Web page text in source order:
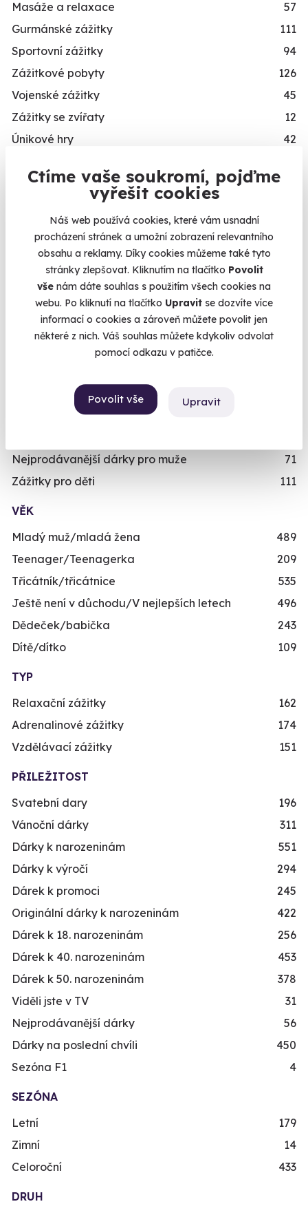
Ctíme vaše soukromí, pojďme
vyřešit cookies
Náš web používá cookies, které vám usnadní
procházení stránek a umožní zobrazení relevantního
obsahu a reklamy. Díky cookies můžeme také tyto
stránky zlepšovat. Kliknutím na tlačítko Povolit
vše nám dáte souhlas s použitím všech cookies na
webu. Po kliknutí na tlačítko Upravit se dozvíte více
informací o cookies a zároveň můžete povolit jen
některé z nich. Váš souhlas můžete kdykoliv odvolat
pomocí odkazu v patičce.
Povolit vše Upravit
Masáže a relaxace
57
Gurmánské zážitky
111
Sportovní zážitky
94
Zážitkové pobyty
126
Vojenské zážitky
45
Zážitky se zvířaty
12
Únikové hry
42
Zážitky na doma
Simulátory
Zážitky v akci
Novinka
Exkluzivně u Zážitky.cz
PRO KOHO
Dárky pro muže
Dárky pro dva
Skupinové zážitky
Nejprodávanější dárky pro muže
71
Zážitky pro děti
111
VĚK
Mladý muž/mladá žena
489
Teenager/Teenagerka
209
Třicátník/třicátnice
535
Ještě není v důchodu/V nejlepších letech
496
Dědeček/babička
243
Dítě/dítko
109
TYP
Relaxační zážitky
162
Adrenalinové zážitky
174
Vzdělávací zážitky
151
PŘILEŽITOST
Svatební dary
196
Vánoční dárky
311
Dárky k narozeninám
551
Dárky k výročí
294
Dárek k promoci
245
Originální dárky k narozeninám
422
Dárek k 18. narozeninám
256
Dárek k 40. narozeninám
453
Dárek k 50. narozeninám
378
Viděli jste v TV
31
Nejprodávanější dárky
56
Dárky na poslední chvíli
450
Sezóna F1
4
SEZÓNA
Letní
179
Zimní
14
Celoroční
433
DRUH